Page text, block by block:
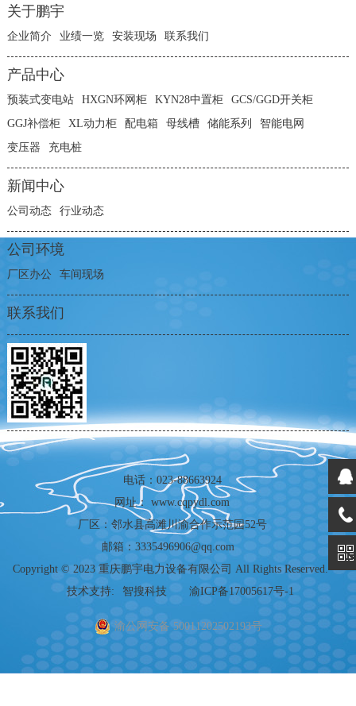
关于鹏宇
企业简介 业绩一览 安装现场 联系我们
产品中心
预装式变电站 HXGN环网柜 KYN28中置柜
GCS/GGD开关柜
GGJ补偿柜
XL动力柜 配电箱 母线槽 储能系列
智能电网
变压器
充电桩
新闻中心
公司动态 行业动态
公司环境
厂区办公 车间现场
联系我们
电话：023-88663924
网址： www.cqpydl.com
厂区：邻水县高滩川渝合作示范园52号
邮箱： 3335496906@qq.com
Copyright © 2023 重庆鹏宇电力设备有限公司 All Rights Reserved.
技术支持:
智搜科技 渝ICP备17005617号-1
渝公网安备 50011202502193号